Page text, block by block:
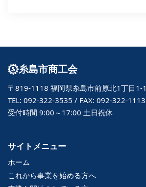
糸島市商工会
〒819-1118 福岡県糸島市前原北1丁目1-1
TEL: 092-322-3535 / FAX: 092-322-1113
受付時間 9:00～17:00 土日祝休
サイトメニュー
ホーム
これから事業を始める方へ